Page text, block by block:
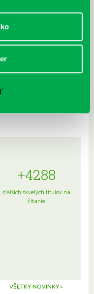
sprievodca
kuchyňou a etiketou
+4288
ďalších skvelých titulov na
čítanie
VŠETKY NOVINKY »